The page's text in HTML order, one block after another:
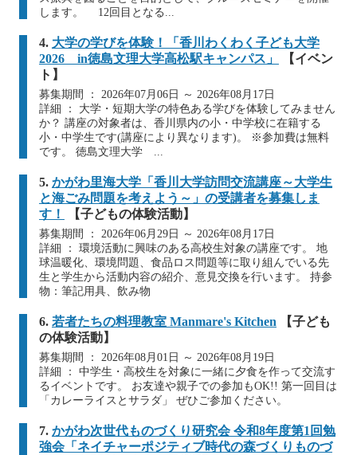
します。 12回目となる...
4. 大学の学びを体験！「香川わくわく子ども大学
2026 in徳島文理大学高松駅キャンパス」
【イベン
ト】
募集期間 ： 2026年07月06日 ～ 2026年08月17日
詳細 ： 大学・短期大学の特色ある学びを体験してみません
か？ 講座の対象者は、香川県内の小・中学校に在籍する
小・中学生です(講座により異なります)。 ※参加費は無料
です。 徳島文理大学 ...
5. かがわ里海大学「香川大学訪問交流講座～大学生
と海ごみ問題を考えよう～」の受講者を募集しま
す！
【子どもの体験活動】
募集期間 ： 2026年06月29日 ～ 2026年08月17日
詳細 ： 環境活動に興味のある高校生対象の講座です。 地
球温暖化、環境問題、食品ロス問題等に取り組んでいる先
生と学生から活動内容の紹介、意見交換を行います。 持参
物：筆記用具、飲み物
6. 若者たちの料理教室 Manmare's Kitchen 【子ども
の体験活動】
募集期間 ： 2026年08月01日 ～ 2026年08月19日
詳細 ： 中学生・高校生を対象に一緒に夕食を作って交流す
るイベントです。 お友達や親子での参加もOK!! 第一回目は
「カレーライスとサラダ」 ぜひご参加ください。
7. かがわ次世代ものづくり研究会 令和8年度第1回勉
強会「ネイチャーポジティブ時代の森づくりものづ